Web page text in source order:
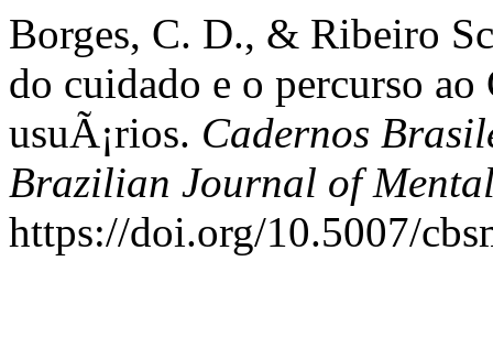
Borges, C. D., & Ribeiro
do cuidado e o percurso
usuÃ¡rios. Cadernos
Brazilian Journal of
https://doi.org/10.5007/